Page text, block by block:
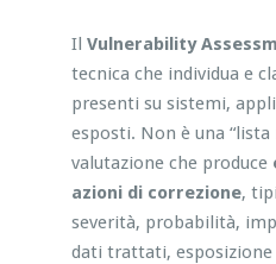
Il Vulnerability
tecnica che individua e
presenti su sistemi,
esposti. Non è una
valutazione che produce
azioni di correzione,
severità, probabilità,
dati trattati,